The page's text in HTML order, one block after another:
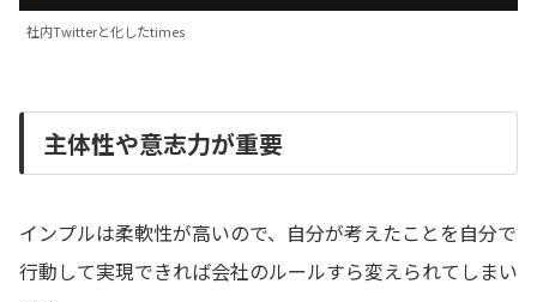
社内Twitterと化したtimes
主体性や意志力が重要
インプルは柔軟性が高いので、自分が考えたことを自分で
行動して実現できれば会社のルールすら変えられてしまい